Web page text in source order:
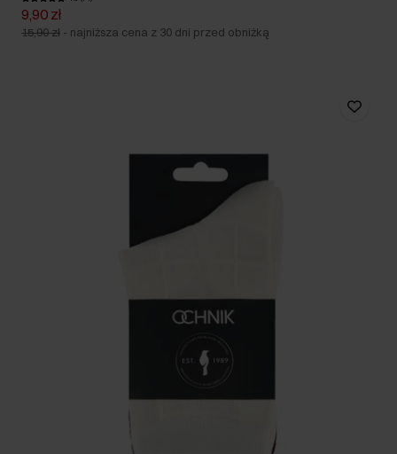
9,90 zł
15,90 zł - najniższa cena z 30 dni przed obniżką